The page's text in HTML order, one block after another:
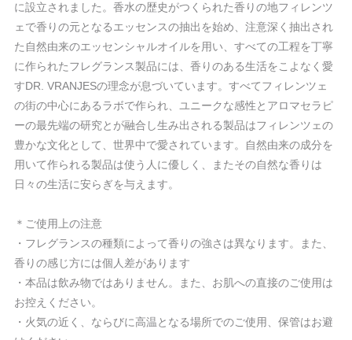
に設立されました。香水の歴史がつくられた香りの地フィレンツ
ェで香りの元となるエッセンスの抽出を始め、注意深く抽出され
た自然由来のエッセンシャルオイルを用い、すべての工程を丁寧
に作られたフレグランス製品には、香りのある生活をこよなく愛
すDR. VRANJESの理念が息づいています。すべてフィレンツェ
の街の中心にあるラボで作られ、ユニークな感性とアロマセラピ
ーの最先端の研究とが融合し生み出される製品はフィレンツェの
豊かな文化として、世界中で愛されています。自然由来の成分を
用いて作られる製品は使う人に優しく、またその自然な香りは
日々の生活に安らぎを与えます。
＊ご使用上の注意
・フレグランスの種類によって香りの強さは異なります。また、
香りの感じ方には個人差があります
・本品は飲み物ではありません。また、お肌への直接のご使用は
お控えください。
・火気の近く、ならびに高温となる場所でのご使用、保管はお避